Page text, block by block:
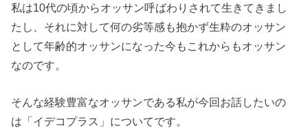
私は10代の頃からオッサン呼ばわりされて生きてきまし
たし、それに対して何の劣等感も抱かず生粋のオッサン
として年齢的オッサンになった今もこれからもオッサン
なのです。
そんな経験豊富なオッサンである私が今回お話したいの
は「イデコプラス」についてです。